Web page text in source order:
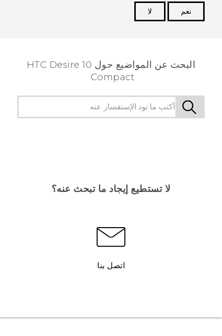
نعم
لا
البحث عن المواضيع حول HTC Desire 10
Compact
لا تستطيع إيجاد ما تبحث عنه؟
اتصل بنا